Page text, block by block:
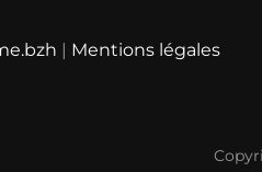
| Mentions légales